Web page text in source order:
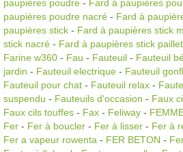
paupières poudre - Fard à paupières
paupières poudre nacré - Fard à
paupières stick - Fard à paupières stick
stick nacré - Fard à paupières stick
Farine w360 - Fau - Fauteuil - Fauteuil
jardin - Fauteuil electrique - Fauteuil
Fauteuil pour chat - Fauteuil relax -
suspendu - Fauteuils d'occasion - Faux
Faux cils touffes - Fax - Feliway -
Fer - Fer à boucler - Fer à lisser - Fer à
Fer a vapeur rowenta - FER BETON -